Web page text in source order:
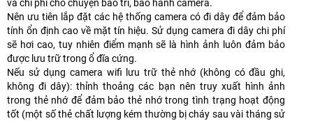
và chi phí cho chuyện bảo trì, bảo hành camera.
Nên ưu tiên lắp đặt các hệ thống camera có đi dây để đảm bảo
tính ổn định cao về mặt tín hiệu. Sử dụng camera đi dây chi phí
sẽ hơi cao, tuy nhiên điểm mạnh sẽ là hình ảnh luôn đảm bảo
được lưu trữ trong ổ đĩa cứng.
Nếu sử dụng camera wifi lưu trữ thẻ nhớ (không có đầu ghi,
không đi dây): thỉnh thoảng các bạn nên truy xuất hình ảnh
trong thẻ nhớ để đảm bảo thẻ nhớ trong tình trạng hoạt động
tốt (một số thẻ chất lượng kém thường bị cháy sau vài tháng sử